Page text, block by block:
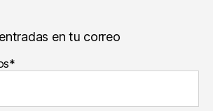
en tu correo